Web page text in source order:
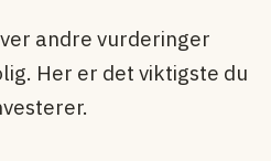
andre vurderinger
Her er det viktigste du